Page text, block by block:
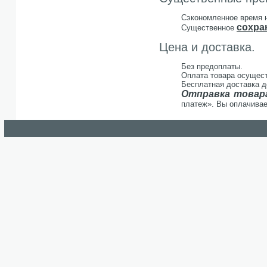
Сэкономленное время
Существенное
Цена и доставка.
Без предоплаты.
Оплата товара
Бесплатная доставка
Отправка
платеж». Вы